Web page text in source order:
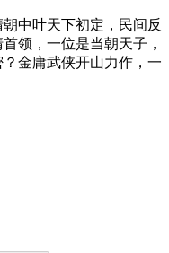
中叶天下初定，民间反
领，一位是当朝天子，
金庸武侠开山力作，一